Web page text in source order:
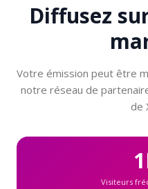
Diffusez
Votre émission peut être
notre réseau de
de
Visiteurs